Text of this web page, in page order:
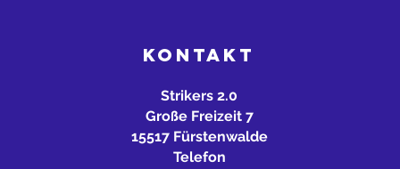
KONTAKT
Strikers 2.0
Große Freizeit 7
15517 Fürstenwalde
Telefon